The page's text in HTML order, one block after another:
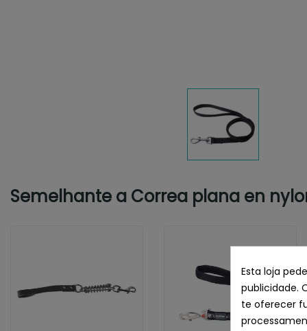
Semelhante a Correa plana en
Esta loja
publicidade.
te oferecer